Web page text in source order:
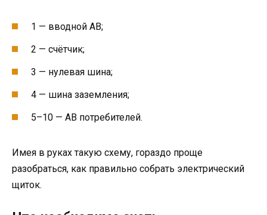
1 — вводной АВ;
2 — счётчик;
3 — нулевая шина;
4 — шина заземления;
5–10 — АВ потребителей.
Имея в руках такую схему, гораздо проще
разобраться, как правильно собрать электрический
щиток.